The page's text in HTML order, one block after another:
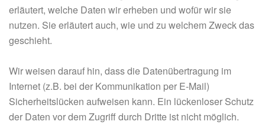
erläutert, welche Daten wir erheben und wofür wir sie
nutzen. Sie erläutert auch, wie und zu welchem Zweck das
geschieht.
Wir weisen darauf hin, dass die Datenübertragung im
Internet (z.B. bei der Kommunikation per E-Mail)
Sicherheitslücken aufweisen kann. Ein lückenloser Schutz
der Daten vor dem Zugriff durch Dritte ist nicht möglich.